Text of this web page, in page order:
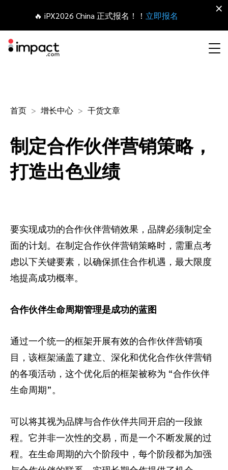
追踪 参与
保护 监控
推荐营销管理平台
助力品牌高效起量“老带新”计划
推荐营销
移动端合作伙伴
分析归因
SaaS合作伙伴营销
网红合作伙伴
移动应用合作伙伴
Technology partners
Technology partners directory
出海生态观察
成功案例
iPX25 China 出海峰会
活动中心
新闻中心
可持续发展
Italiano
Français
🔥 iPX2026 China 正式报名！！ 立即报名
×
首页 增长中心 干货文章
制定合作伙伴营销策略，
打造出色业绩
要实现成功的合作伙伴营销效果，品牌必须制定全
面的计划。在制定合作伙伴营销策略时，需重点考
虑以下关键要素，以确保抓住合作机遇，最大限度
地提高成功概率。
合作伙伴生命周期管理是成功的蓝图
通过一个统一的框架开展有效的合作伙伴营销项
目，该框架涵盖了建立、深化和优化合作伙伴营销
的各项活动，这个优化后的框架被称为 “合作伙伴
生命周期”。
可以将其视为品牌与合作伙伴共同开启的一段旅
程。它并非一次性的交易，而是一个不断发展的过
程。在生命周期的六个阶段中，每个阶段都为加强